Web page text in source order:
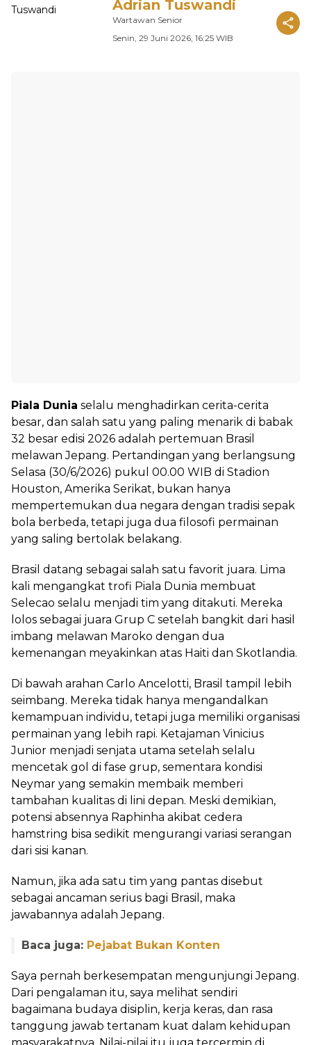
Adrian Tuswandi
Wartawan Senior
Senin, 29 Juni 2026, 16:25 WIB
Piala Dunia selalu menghadirkan cerita-cerita
besar, dan salah satu yang paling menarik di babak
32 besar edisi 2026 adalah pertemuan Brasil
melawan Jepang. Pertandingan yang berlangsung
Selasa (30/6/2026) pukul 00.00 WIB di Stadion
Houston, Amerika Serikat, bukan hanya
mempertemukan dua negara dengan tradisi sepak
bola berbeda, tetapi juga dua filosofi permainan
yang saling bertolak belakang.
Brasil datang sebagai salah satu favorit juara. Lima
kali mengangkat trofi Piala Dunia membuat
Selecao selalu menjadi tim yang ditakuti. Mereka
lolos sebagai juara Grup C setelah bangkit dari hasil
imbang melawan Maroko dengan dua
kemenangan meyakinkan atas Haiti dan Skotlandia.
Di bawah arahan Carlo Ancelotti, Brasil tampil lebih
seimbang. Mereka tidak hanya mengandalkan
kemampuan individu, tetapi juga memiliki organisasi
permainan yang lebih rapi. Ketajaman Vinicius
Junior menjadi senjata utama setelah selalu
mencetak gol di fase grup, sementara kondisi
Neymar yang semakin membaik memberi
tambahan kualitas di lini depan. Meski demikian,
potensi absennya Raphinha akibat cedera
hamstring bisa sedikit mengurangi variasi serangan
dari sisi kanan.
Namun, jika ada satu tim yang pantas disebut
sebagai ancaman serius bagi Brasil, maka
jawabannya adalah Jepang.
Baca juga: Pejabat Bukan Konten
Saya pernah berkesempatan mengunjungi Jepang.
Dari pengalaman itu, saya melihat sendiri
bagaimana budaya disiplin, kerja keras, dan rasa
tanggung jawab tertanam kuat dalam kehidupan